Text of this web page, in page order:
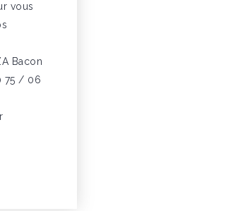
vous
Bacon
75 / 06